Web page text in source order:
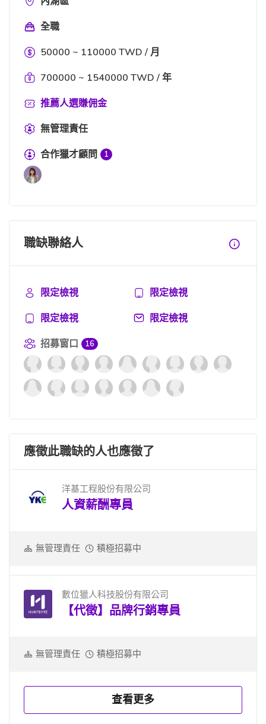
全職
50000 ~ 110000 TWD / 月
700000 ~ 1540000 TWD / 年
推薦人選賺佣金
無管理責任
合作獵才顧問
1
職缺聯絡人
限定檢視
限定檢視
限定檢視
限定檢視
招募窗口
16
應徵此職缺的人也應徵了
洋基工程股份有限公司
人資薪酬專員
無管理責任 積極招募中
數位獵人科技股份有限公司
【代徵】品牌行銷專員
無管理責任 積極招募中
查看更多